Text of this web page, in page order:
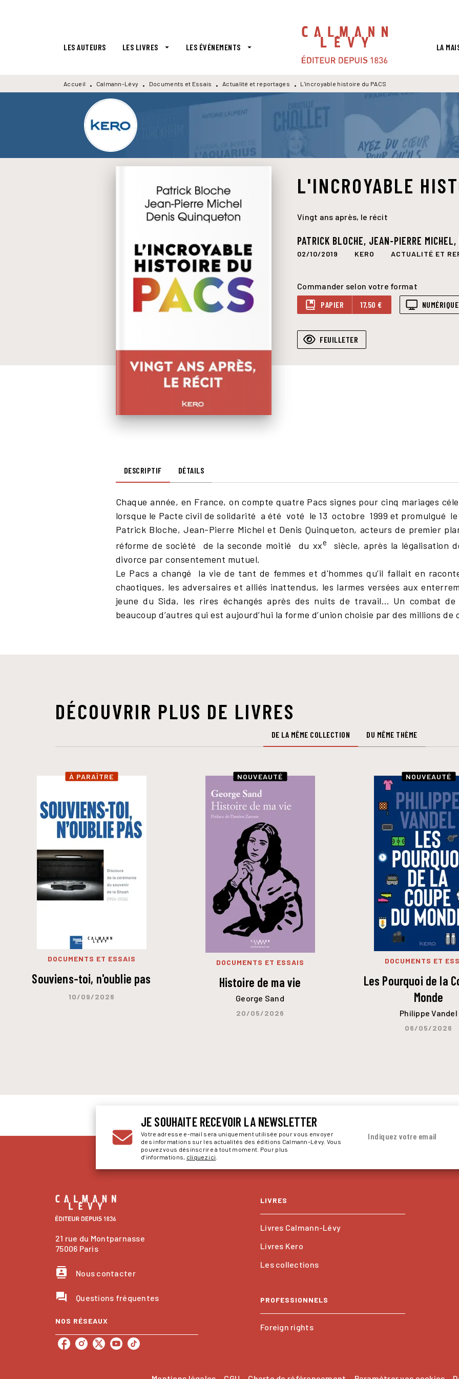
LES AUTEURS LES LIVRES arrow_drop_down LES ÉVÉNEMENTS arrow_drop_down LA
Accueil • Calmann-Lévy • Documents et Essais • Actualité et reportages • L'incroyable histoire du PACS
L'INCROYABLE
Vingt ans après, le récit
PATRICK BLOCHE, JEAN-PIERRE MICHEL,
02/10/2019 KERO ACTUALITÉ ET
Commander selon votre format
PAPIER
17,50 € NUMÉRIQUE
FEUILLETER
DESCRIPTIF DÉTAILS
Chaque année, en France, on compte quatre Pacs signes pour cinq mariages
lorsque le Pacte civil de solidarité a été voté le 13 octobre 1999 et promulgué
Patrick Bloche, Jean-Pierre Michel et Denis Quinqueton, acteurs de premier
réforme de société de la seconde moitié du xxe
siècle, après la légalisation
divorce par consentement mutuel.
Le Pacs a changé la vie de tant de femmes et d'hommes qu’il fallait en
chaotiques, les adversaires et alliés inattendus, les larmes versées aux
jeune du Sida, les rires échangés après des nuits de travail… Un combat
beaucoup d’autres qui est aujourd’hui la forme d’union choisie par des millions de
DÉCOUVRIR PLUS DE LIVRES
DE LA MÊME COLLECTION DU MÊME THÈME
À PARAÎTRE
DOCUMENTS ET ESSAIS
Souviens-toi, n'oublie pas
10/09/2026
NOUVEAUTÉ
DOCUMENTS ET ESSAIS
Histoire de ma vie
George Sand
20/05/2026
NOUVEAUTÉ
DOCUMENTS ET
Les Pourquoi de la
Monde
Philippe Vandel
06/05/2026
JE SOUHAITE RECEVOIR LA NEWSLETTER
Votre adresse e-mail sera uniquement utilisée pour vous envoyer
des informations sur les actualités des éditions Calmann-Lévy. Vous
pouvez vous désinscrire à tout moment. Pour plus
d’informations, cliquez ici
Indiquez votre email
21 rue du Montparnasse
75006 Paris
contacts Nous contacter
question_answer Questions fréquentes
NOS RÉSEAUX
LIVRES
Livres Calmann-Lévy
Livres Kero
Les collections
PROFESSIONNELS
Foreign rights